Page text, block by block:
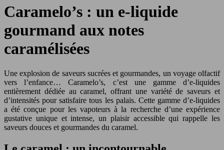
Caramelo’s : un e-liquide
gourmand aux notes
caramélisées
Une explosion de saveurs sucrées et gourmandes, un voyage olfactif
vers l’enfance… Caramelo’s, c’est une gamme d’e-liquides
entièrement dédiée au caramel, offrant une variété de saveurs et
d’intensités pour satisfaire tous les palais. Cette gamme d’e-liquides
a été conçue pour les vapoteurs à la recherche d’une expérience
gustative unique et intense, un plaisir accessible qui rappelle les
saveurs douces et gourmandes du caramel.